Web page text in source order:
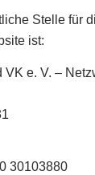
Stelle für
ist:
VK e. V. –
30103880